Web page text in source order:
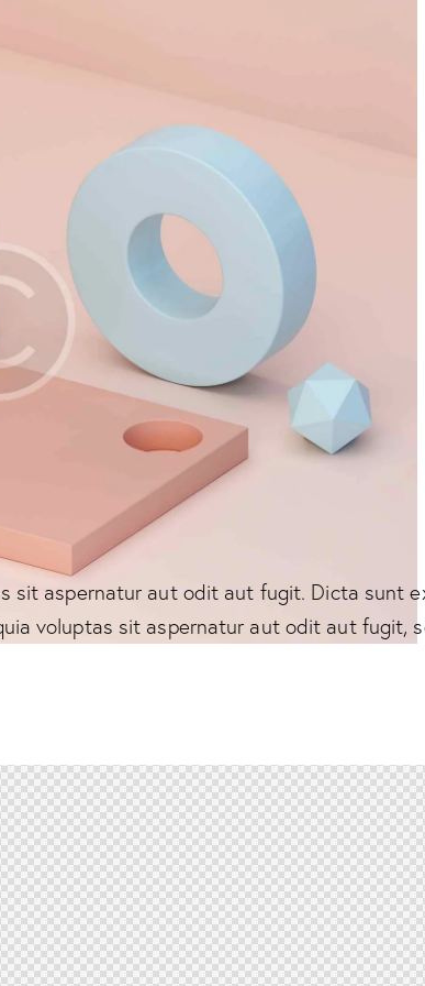
sit aspernatur aut odit aut fugit. Dicta sunt
voluptas sit aspernatur aut odit aut fugit,